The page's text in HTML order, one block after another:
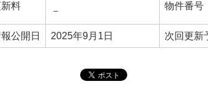
料 － 物件番号
公開日 2025年9月1日 次回更新